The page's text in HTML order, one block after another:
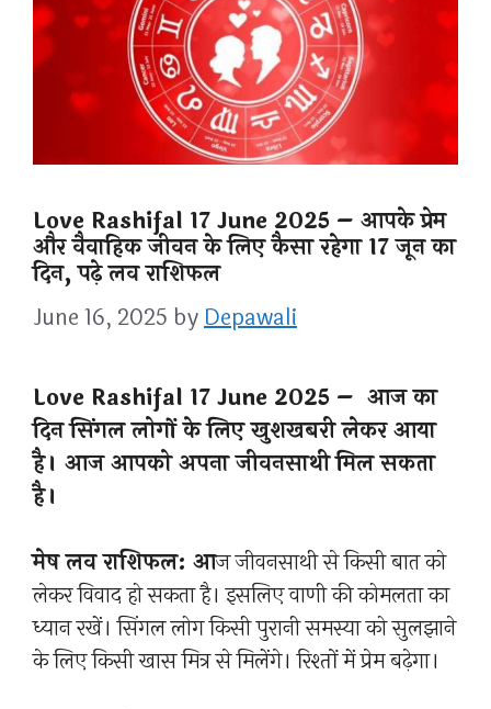
Love Rashifal 17 June 2025 – आपके प्रेम
और वैवाहिक जीवन के लिए कैसा रहेगा 17 जून का
दिन, पढ़े लव राशिफल
June 16, 2025 byDepawali
Love Rashifal 17 June 2025 – आज का
दिन सिंगल लोगों के लिए खुशखबरी लेकर आया
है। आज आपको अपना जीवनसाथी मिल सकता
है।
मेष लव राशिफल: आज जीवनसाथी से किसी बात को
लेकर विवाद हो सकता है। इसलिए वाणी की कोमलता का
ध्यान रखें। सिंगल लोग किसी पुरानी समस्या को सुलझाने
के लिए किसी खास मित्र से मिलेंगे। रिश्तों में प्रेम बढ़ेगा।